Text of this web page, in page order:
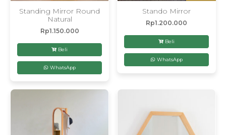
Standing Mirror Round
Natural
Rp1.150.000
Beli
WhatsApp
Stando Mirror
Rp1.200.000
Beli
WhatsApp